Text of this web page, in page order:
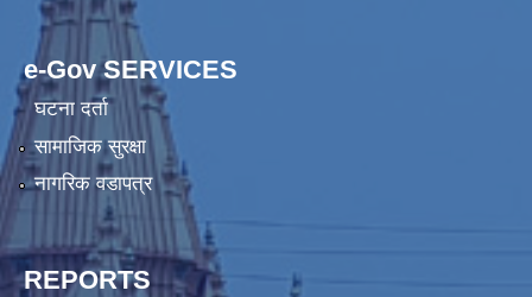
e-Gov SERVICES
घटना दर्ता
सामाजिक सुरक्षा
नागरिक वडापत्र
REPORTS